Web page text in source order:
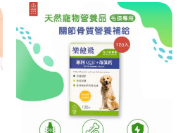
So satisfied豪滿億 原廠經銷
Water Go!貓湯罐 原廠經銷
Absolute絕對喵 原廠經銷
Maoday毛商行 原廠經銷
CLSC城市塊根 原廠經銷